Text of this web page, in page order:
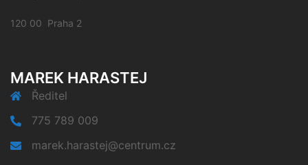
120 00 Praha 2
MAREK HARASTEJ
Ředitel
775 789 009
marek.harastej@centrum.cz